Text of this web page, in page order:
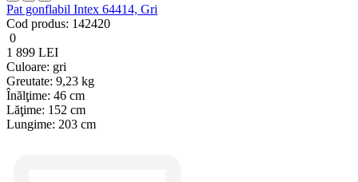
Pat gonflabil Intex 64414, Gri
Cod produs: 142420
0
1 899 LEI
Culoare: gri
Greutate: 9,23 kg
Înălţime: 46 cm
Lăţime: 152 cm
Lungime: 203 cm